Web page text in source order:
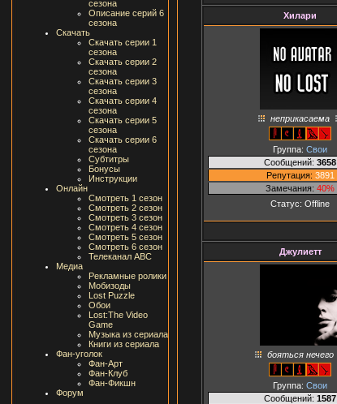
сезона
Описание серий 6
сезона
Скачать
Скачать серии 1
сезона
Скачать серии 2
сезона
Скачать серии 3
сезона
Скачать серии 4
сезона
Скачать серии 5
сезона
Скачать серии 6
сезона
Субтитры
Бонусы
Инструкции
Онлайн
Смотреть 1 сезон
Смотреть 2 сезон
Смотреть 3 сезон
Смотреть 4 сезон
Смотреть 5 сезон
Смотреть 6 сезон
Телеканал ABC
Медиа
Рекламные ролики
Мобизоды
Lost Puzzle
Обои
Lost:The Video
Game
Музыка из сериала
Книги из сериала
Фан-уголок
Фан-Арт
Фан-Клуб
Фан-Фикшн
Форум
Хилари
неприкасаема
Группа: Свои
Сообщений: 3658
Репутация: 3891
Замечания: 40%
Статус: Offline
Джулиетт
бояться нечего
Группа: Свои
Сообщений: 1587